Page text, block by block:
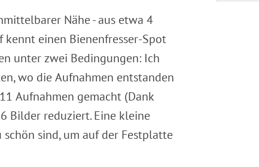
Nähe - aus etwa 4
einen Bienenfresser-Spot
unter zwei Bedingungen: Ich
wo die Aufnahmen entstanden
Aufnahmen gemacht (Dank
Bilder reduziert.Eine kleine
sind, um auf der Festplatte